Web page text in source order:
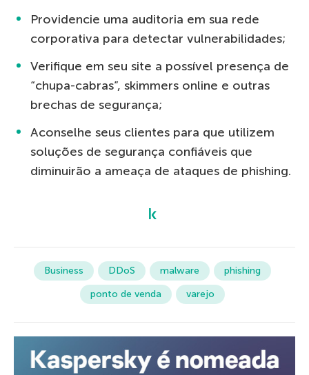
Providencie uma auditoria em sua rede
corporativa para detectar vulnerabilidades;
Verifique em seu site a possível presença de
“chupa-cabras”, skimmers online e outras
brechas de segurança;
Aconselhe seus clientes para que utilizem
soluções de segurança confiáveis que
diminuirão a ameaça de ataques de phishing.
Business DDoS malware
phishing
ponto de venda
varejo